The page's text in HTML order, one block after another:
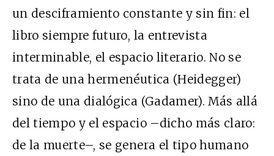
un desciframiento constante y sin fin: el
libro siempre futuro, la entrevista
interminable, el espacio literario. No se
trata de una hermenéutica (Heidegger)
sino de una dialógica (Gadamer). Más allá
del tiempo y el espacio –dicho más claro:
de la muerte–, se genera el tipo humano